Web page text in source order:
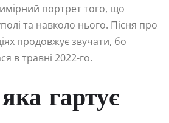
портрет того, що
та навколо нього. Пісня про
продовжує звучати, бо
в травні 2022-го.
гартує